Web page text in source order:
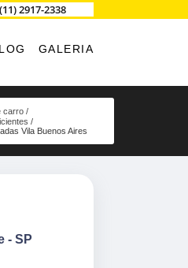
(11) 2917-2338
GALERIA
carro
Vila Buenos Aires
- SP